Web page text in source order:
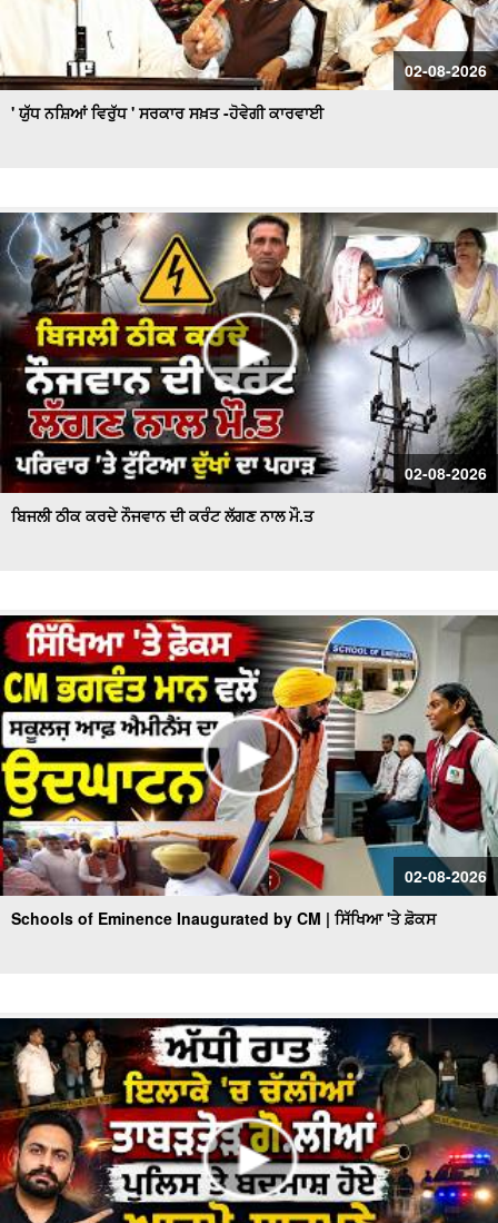
02-08-2026
' ਯੁੱਧ ਨਸ਼ਿਆਂ ਵਿਰੁੱਧ ' ਸਰਕਾਰ ਸਖ਼ਤ -ਹੋਵੇਗੀ ਕਾਰਵਾਈ
02-08-2026
ਬਿਜਲੀ ਠੀਕ ਕਰਦੇ ਨੌਜਵਾਨ ਦੀ ਕਰੰਟ ਲੱਗਣ ਨਾਲ ਮੌ.ਤ
02-08-2026
Schools of Eminence Inaugurated by CM | ਸਿੱਖਿਆ 'ਤੇ ਫ਼ੋਕਸ